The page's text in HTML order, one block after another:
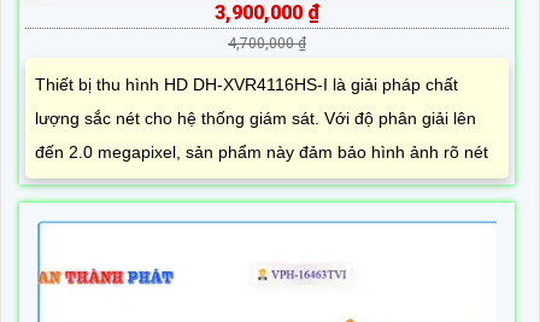
3,900,000 ₫
4,700,000 ₫
Thiết bị thu hình HD DH-XVR4116HS-I là giải pháp chất
lượng sắc nét cho hệ thống giám sát. Với độ phân giải lên
đến 2.0 megapixel, sản phẩm này đảm bảo hình ảnh rõ nét